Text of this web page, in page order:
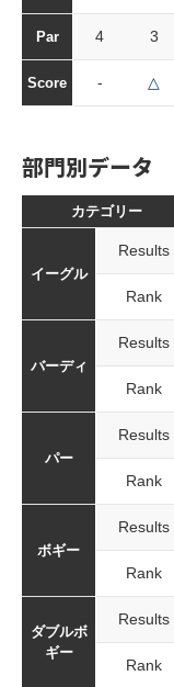
Par 4 3
Score - △
部門別データ
カテゴリー
イーグル
Results
Rank
バーディ
Results
Rank
パー
Results
Rank
ボギー
Results
Rank
ダブルボ
ギー
Results
Rank